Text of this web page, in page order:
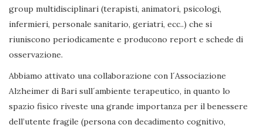
group multidisciplinari (terapisti, animatori, psicologi,
infermieri, personale sanitario, geriatri, ecc..) che si
riuniscono periodicamente e producono report e schede di
osservazione.
Abbiamo attivato una collaborazione con l´Associazione
Alzheimer di Bari sull´ambiente terapeutico, in quanto lo
spazio fisico riveste una grande importanza per il benessere
dell’utente fragile (persona con decadimento cognitivo,